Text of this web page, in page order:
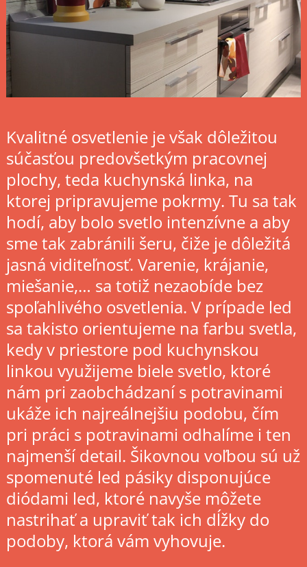
Kvalitné osvetlenie je však dôležitou
súčasťou predovšetkým pracovnej
plochy, teda kuchynská linka, na
ktorej pripravujeme pokrmy. Tu sa tak
hodí, aby bolo svetlo intenzívne a aby
sme tak zabránili šeru, čiže je dôležitá
jasná viditeľnosť. Varenie, krájanie,
miešanie,… sa totiž nezaobíde bez
spoľahlivého osvetlenia. V prípade led
sa takisto orientujeme na farbu svetla,
kedy v priestore pod kuchynskou
linkou využijeme biele svetlo, ktoré
nám pri zaobchádzaní s potravinami
ukáže ich najreálnejšiu podobu, čím
pri práci s potravinami odhalíme i ten
najmenší detail. Šikovnou voľbou sú už
spomenuté led pásiky disponujúce
diódami led, ktoré navyše môžete
nastrihať a upraviť tak ich dĺžky do
podoby, ktorá vám vyhovuje.